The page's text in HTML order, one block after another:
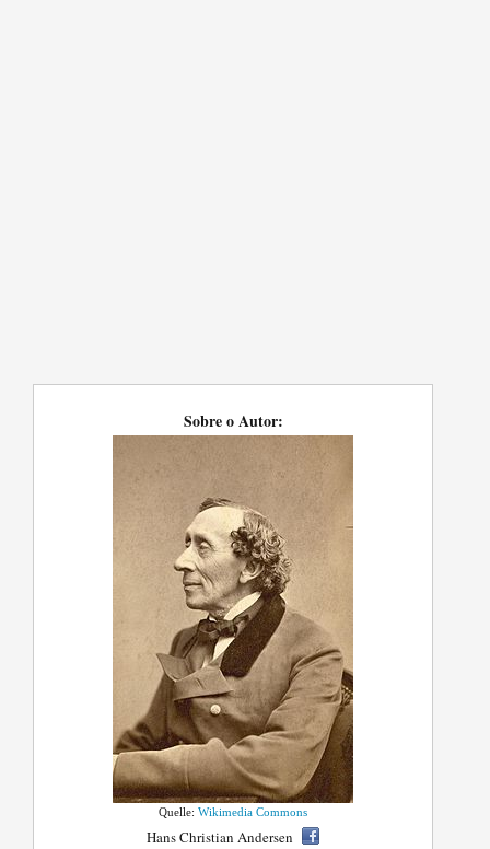
Sobre o Autor:
Quelle:Wikimedia Commons
Hans Christian Andersen